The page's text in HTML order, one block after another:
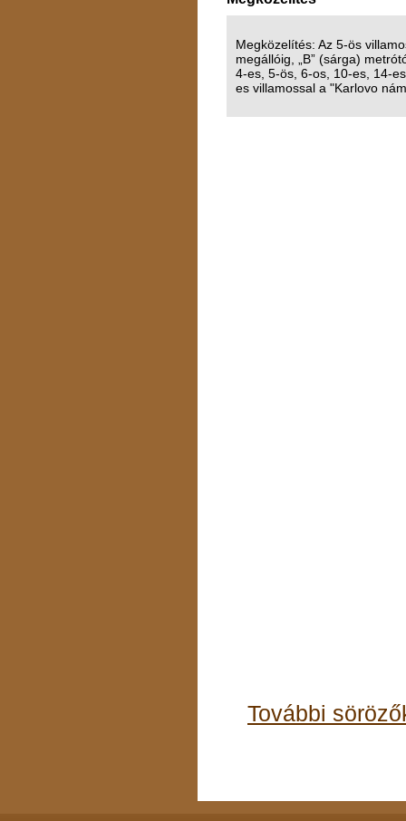
Megközelítés: Az 5-ös
megállóig, „B” (sárga)
4-es, 5-ös, 6-os, 10-es, 14-
es villamossal a "Karlovo
További